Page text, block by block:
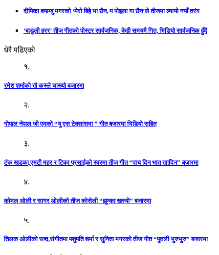
दीपिका बयाम्बु मगरको ‘मेरो बिहे भा छैन, म पोइला गा छैन’ले तीजमा ल्यायो नयाँ तरंग
‘बाडुली हरर’ तीज गीतको पोस्टर सार्वजनिक, केही समयमै गित, भिडियो सार्वजनिक हुँदै
धेरै पढिएको
१.
रमेश शर्माको खै कस्ले चाख्यो बजारमा
२.
गोपाल नेपाल जी एमको “यु एस टेक्सासमा ” गीत बजारमा भिडियो सहित
३.
टंक खडका,एमटी महर र टिका प्रसाईको स्वरमा तीज गीत “पाच दिन भात खादिन” बजारमा
४.
कोमल ओली र सागर ओलीको तीज कोसेली “झुम्का खस्यो” बजारमा
५.
तिलक ओलीको सब्द,संगीतमा पशुपति शर्मा र सुनिता मगरको तीज गीत “पुतली भुरुभुरु” बजारमा